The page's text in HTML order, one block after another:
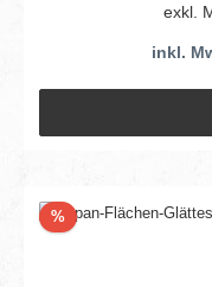
exkl.
inkl.
%Rabatt